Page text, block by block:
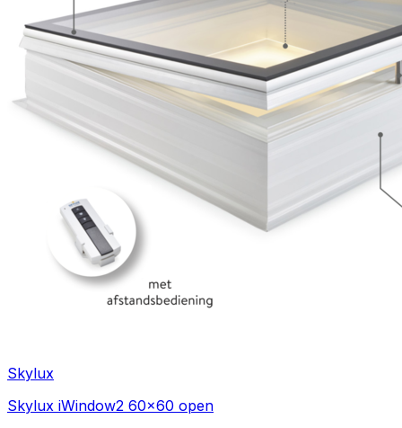
Skylux
Skylux iWindow2 60x60 open